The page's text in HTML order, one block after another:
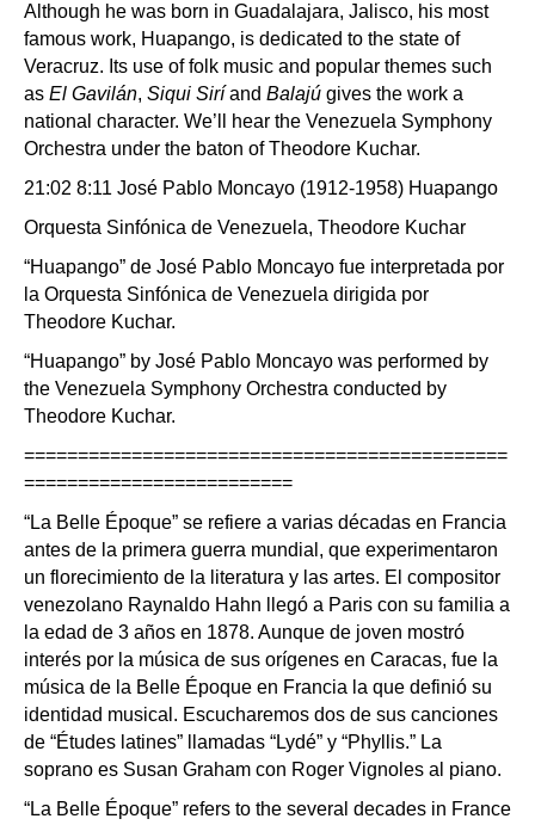
Although he was born in Guadalajara, Jalisco, his most
famous work, Huapango, is dedicated to the state of
Veracruz. Its use of folk music and popular themes such
as El Gavilán, Siqui Siríand Balajú gives the work a
national character. We’ll hear the Venezuela Symphony
Orchestra under the baton of Theodore Kuchar.
21:02 8:11 José Pablo Moncayo (1912-1958) Huapango
Orquesta Sinfónica de Venezuela, Theodore Kuchar
“Huapango” de José Pablo Moncayo fue interpretada por
la Orquesta Sinfónica de Venezuela dirigida por
Theodore Kuchar.
“Huapango” by José Pablo Moncayo was performed by
the Venezuela Symphony Orchestra conducted by
Theodore Kuchar.
=============================================
=========================
“La Belle Époque” se refiere a varias décadas en Francia
antes de la primera guerra mundial, que experimentaron
un florecimiento de la literatura y las artes. El compositor
venezolano Raynaldo Hahn llegó a Paris con su familia a
la edad de 3 años en 1878. Aunque de joven mostró
interés por la música de sus orígenes en Caracas, fue la
música de la Belle Époque en Francia la que definió su
identidad musical. Escucharemos dos de sus canciones
de “Études latines” llamadas “Lydé” y “Phyllis.” La
soprano es Susan Graham con Roger Vignoles al piano.
“La Belle Époque” refers to the several decades in France